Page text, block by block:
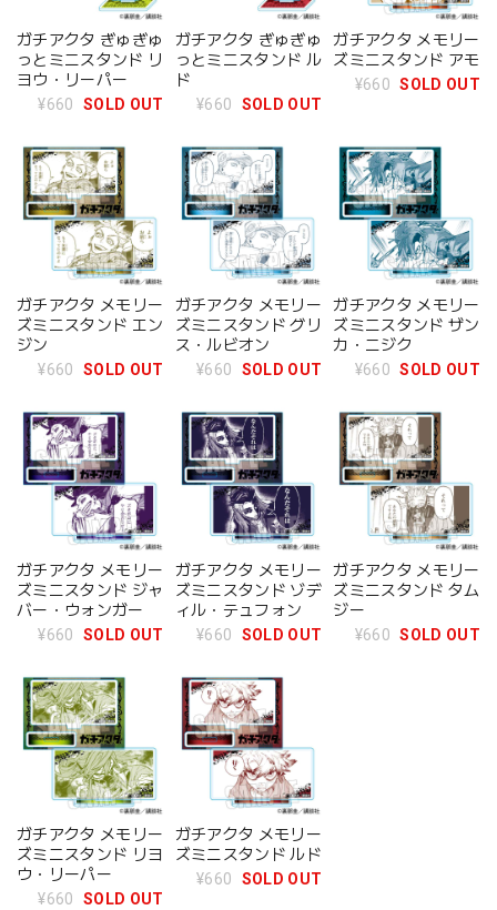
ガチアクタ ぎゅぎゅ
っとミニスタンド リ
ヨウ・リーパー
¥660
SOLD OUT
ガチアクタ ぎゅぎゅ
っとミニスタンド ル
ド
¥660
SOLD OUT
ガチアクタ メモリー
ズミニスタンド アモ
¥660 SOLD OUT
ガチアクタ メモリー
ズミニスタンド エン
ジン
¥660
SOLD OUT
ガチアクタ メモリー
ズミニスタンド グリ
ス・ルビオン
¥660
SOLD OUT
ガチアクタ メモリー
ズミニスタンド ザン
カ・ニジク
¥660 SOLD OUT
ガチアクタ メモリー
ズミニスタンド ジャ
バー・ウォンガー
¥660
SOLD OUT
ガチアクタ メモリー
ズミニスタンド ゾデ
ィル・テュフォン
¥660
SOLD OUT
ガチアクタ メモリー
ズミニスタンド タム
ジー
¥660 SOLD OUT
ガチアクタ メモリー
ズミニスタンド リヨ
ウ・リーパー
¥660
SOLD OUT
ガチアクタ メモリー
ズミニスタンド ルド
¥660
SOLD OUT